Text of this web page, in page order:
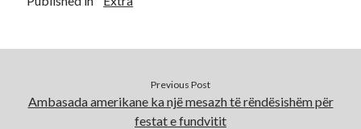
Previous Post
Ambasada amerikane ka një mesazh të rëndësishëm për
festat e fundvitit